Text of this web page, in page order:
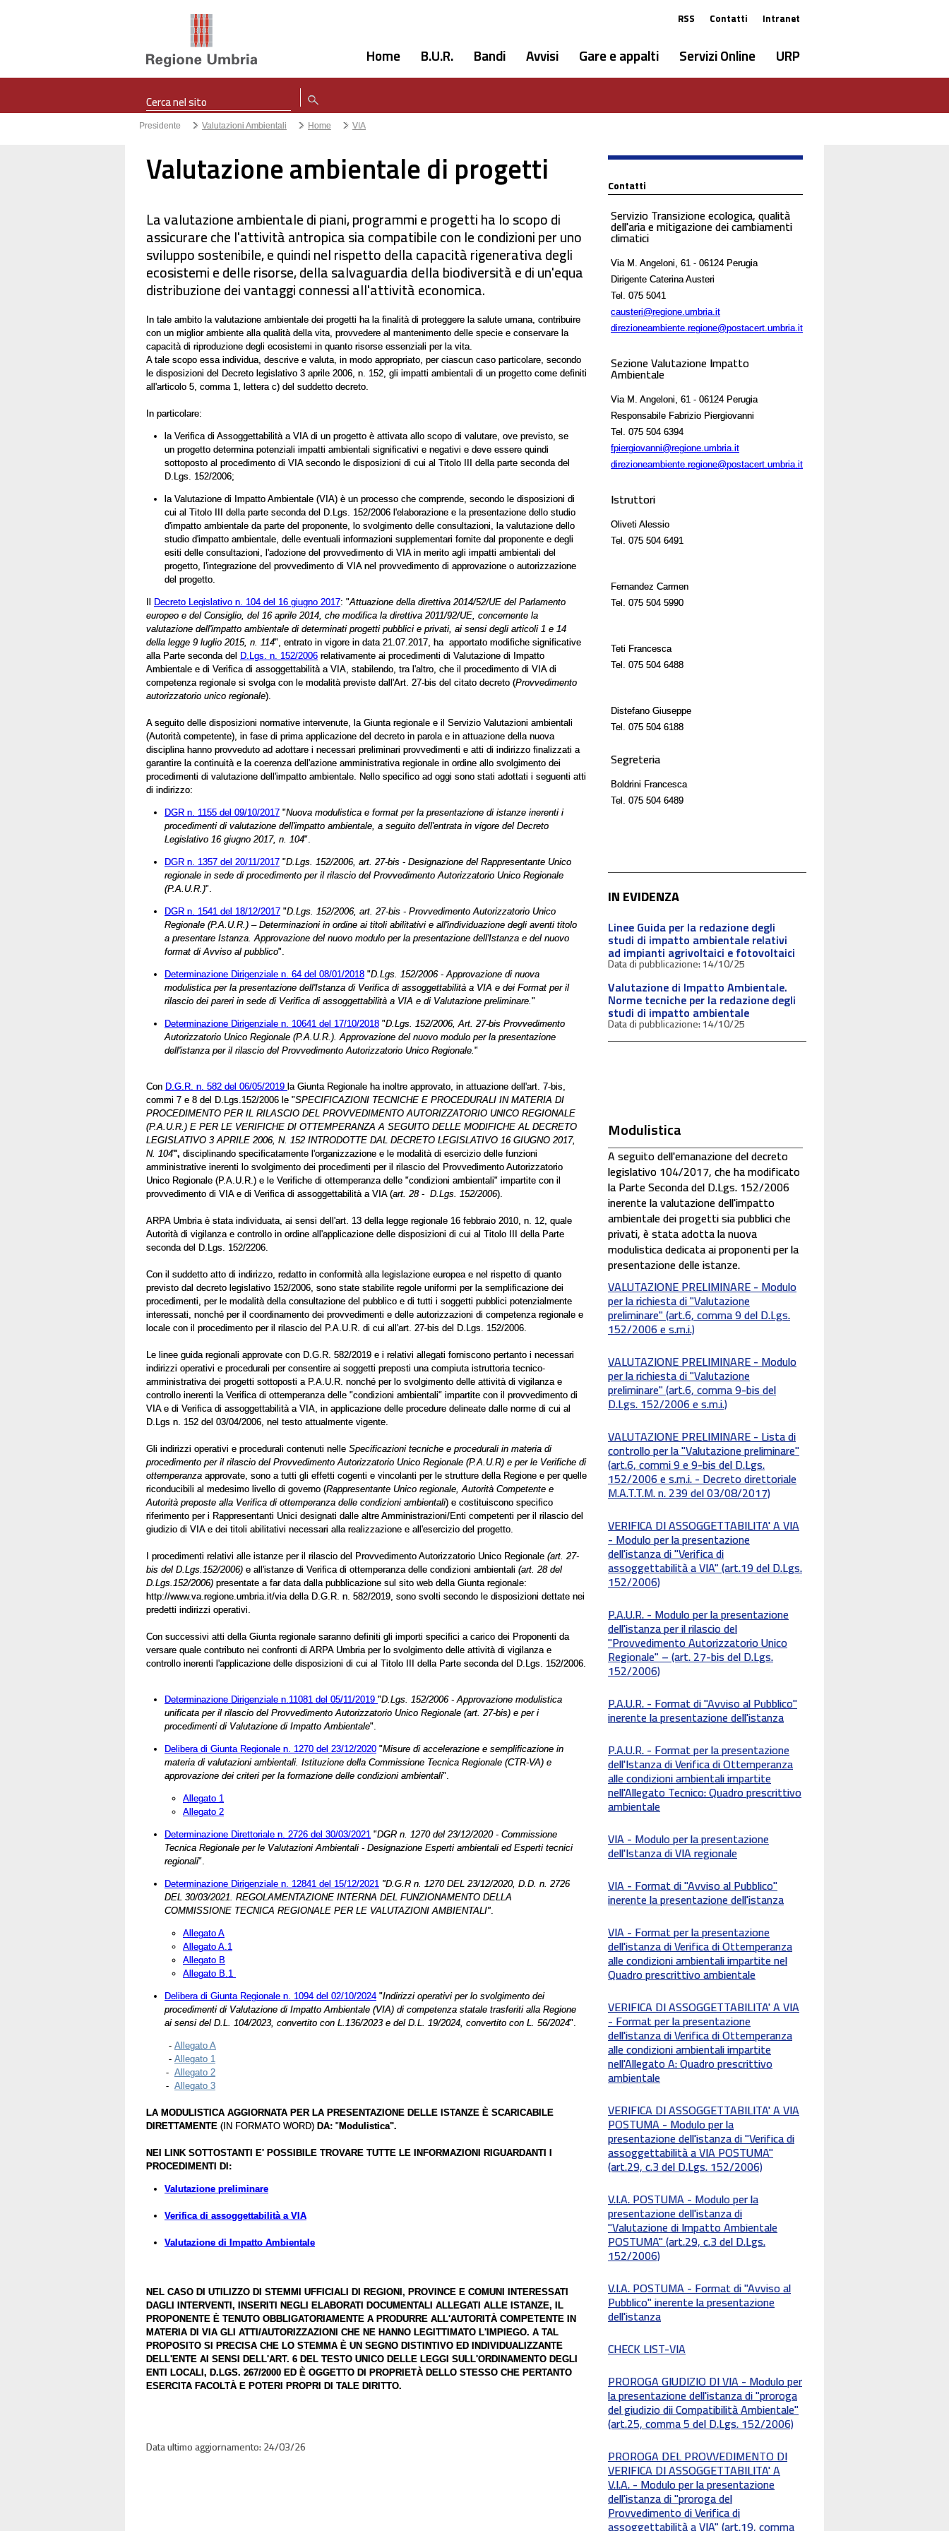
RSS Contatti Intranet
Home B.U.R. Bandi Avvisi Gare e appalti Servizi Online URP
Presidente Valutazioni Ambientali Home VIA
Valutazione ambientale di progetti
La valutazione ambientale di piani, programmi e progetti ha lo scopo di
assicurare che l'attività antropica sia compatibile con le condizioni per uno
sviluppo sostenibile, e quindi nel rispetto della capacità rigenerativa degli
ecosistemi e delle risorse, della salvaguardia della biodiversità e di un'equa
distribuzione dei vantaggi connessi all'attività economica.
In tale ambito la valutazione ambientale dei progetti ha la finalità di proteggere la salute umana, contribuire
con un miglior ambiente alla qualità della vita, provvedere al mantenimento delle specie e conservare la
capacità di riproduzione degli ecosistemi in quanto risorse essenziali per la vita.
A tale scopo essa individua, descrive e valuta, in modo appropriato, per ciascun caso particolare, secondo
le disposizioni del Decreto legislativo 3 aprile 2006, n. 152, gli impatti ambientali di un progetto come definiti
all'articolo 5, comma 1, lettera c) del suddetto decreto.
In particolare:
la Verifica di Assoggettabilità a VIA di un progetto è attivata allo scopo di valutare, ove previsto, se
un progetto determina potenziali impatti ambientali significativi e negativi e deve essere quindi
sottoposto al procedimento di VIA secondo le disposizioni di cui al Titolo III della parte seconda del
D.Lgs. 152/2006;
la Valutazione di Impatto Ambientale (VIA) è un processo che comprende, secondo le disposizioni di
cui al Titolo III della parte seconda del D.Lgs. 152/2006 l'elaborazione e la presentazione dello studio
d'impatto ambientale da parte del proponente, lo svolgimento delle consultazioni, la valutazione dello
studio d'impatto ambientale, delle eventuali informazioni supplementari fornite dal proponente e degli
esiti delle consultazioni, l'adozione del provvedimento di VIA in merito agli impatti ambientali del
progetto, l'integrazione del provvedimento di VIA nel provvedimento di approvazione o autorizzazione
del progetto.
Decreto Legislativo n. 104 del 16 giugno 2017: "Attuazione della direttiva 2014/52/UE del Parlamento
europeo e del Consiglio, del 16 aprile 2014, che modifica la direttiva 2011/92/UE, concernente la
valutazione dell'impatto ambientale di determinati progetti pubblici e privati, ai sensi degli articoli 1 e 14
della legge 9 luglio 2015, n. 114", entrato in vigore in data 21.07.2017, ha apportato modifiche significative
alla Parte seconda del D.Lgs. n. 152/2006 relativamente ai procedimenti di Valutazione di Impatto
Ambientale e di Verifica di assoggettabilità a VIA, stabilendo, tra l'altro, che il procedimento di VIA di
competenza regionale si svolga con le modalità previste dall'Art. 27-bis del citato decreto (Provvedimento
autorizzatorio unico regionale).
A seguito delle disposizioni normative intervenute, la Giunta regionale e il Servizio Valutazioni ambientali
(Autorità competente), in fase di prima applicazione del decreto in parola e in attuazione della nuova
disciplina hanno provveduto ad adottare i necessari preliminari provvedimenti e atti di indirizzo finalizzati a
garantire la continuità e la coerenza dell'azione amministrativa regionale in ordine allo svolgimento dei
procedimenti di valutazione dell'impatto ambientale. Nello specifico ad oggi sono stati adottati i seguenti atti
di indirizzo:
DGR n. 1155 del 09/10/2017 "Nuova modulistica e format per la presentazione di istanze inerenti i
procedimenti di valutazione dell'impatto ambientale, a seguito dell'entrata in vigore del Decreto
Legislativo 16 giugno 2017, n. 104".
DGR n. 1357 del 20/11/2017 "D.Lgs. 152/2006, art. 27-bis - Designazione del Rappresentante Unico
regionale in sede di procedimento per il rilascio del Provvedimento Autorizzatorio Unico Regionale
(P.A.U.R.)".
DGR n. 1541 del 18/12/2017 "D.Lgs. 152/2006, art. 27-bis - Provvedimento Autorizzatorio Unico
Regionale (P.A.U.R.) – Determinazioni in ordine ai titoli abilitativi e all'individuazione degli aventi titolo
a presentare Istanza. Approvazione del nuovo modulo per la presentazione dell'Istanza e del nuovo
format di Avviso al pubblico".
Determinazione Dirigenziale n. 64 del 08/01/2018 "D.Lgs. 152/2006 - Approvazione di nuova
modulistica per la presentazione dell'Istanza di Verifica di assoggettabilità a VIA e dei Format per il
rilascio dei pareri in sede di Verifica di assoggettabilità a VIA e di Valutazione preliminare."
Determinazione Dirigenziale n. 10641 del 17/10/2018 "D.Lgs. 152/2006, Art. 27-bis Provvedimento
Autorizzatorio Unico Regionale (P.A.U.R.). Approvazione del nuovo modulo per la presentazione
dell'istanza per il rilascio del Provvedimento Autorizzatorio Unico Regionale."
Con D.G.R. n. 582 del 06/05/2019 la Giunta Regionale ha inoltre approvato, in attuazione dell'art. 7-bis,
commi 7 e 8 del D.Lgs.152/2006 le "SPECIFICAZIONI TECNICHE E PROCEDURALI IN MATERIA DI
PROCEDIMENTO PER IL RILASCIO DEL PROVVEDIMENTO AUTORIZZATORIO UNICO REGIONALE
(P.A.U.R.) E PER LE VERIFICHE DI OTTEMPERANZA A SEGUITO DELLE MODIFICHE AL DECRETO
LEGISLATIVO 3 APRILE 2006, N. 152 INTRODOTTE DAL DECRETO LEGISLATIVO 16 GIUGNO 2017,
N. 104", disciplinando specificatamente l'organizzazione e le modalità di esercizio delle funzioni
amministrative inerenti lo svolgimento dei procedimenti per il rilascio del Provvedimento Autorizzatorio
Unico Regionale (P.A.U.R.) e le Verifiche di ottemperanza delle "condizioni ambientali" impartite con il
provvedimento di VIA e di Verifica di assoggettabilità a VIA (art. 28 - D.Lgs. 152/2006).
ARPA Umbria è stata individuata, ai sensi dell'art. 13 della legge regionale 16 febbraio 2010, n. 12, quale
Autorità di vigilanza e controllo in ordine all'applicazione delle disposizioni di cui al Titolo III della Parte
seconda del D.Lgs. 152/2206.
Con il suddetto atto di indirizzo, redatto in conformità alla legislazione europea e nel rispetto di quanto
previsto dal decreto legislativo 152/2006, sono state stabilite regole uniformi per la semplificazione dei
procedimenti, per le modalità della consultazione del pubblico e di tutti i soggetti pubblici potenzialmente
interessati, nonché per il coordinamento dei provvedimenti e delle autorizzazioni di competenza regionale e
locale con il procedimento per il rilascio del P.A.U.R. di cui all'art. 27-bis del D.Lgs. 152/2006.
Le linee guida regionali approvate con D.G.R. 582/2019 e i relativi allegati forniscono pertanto i necessari
indirizzi operativi e procedurali per consentire ai soggetti preposti una compiuta istruttoria tecnico-
amministrativa dei progetti sottoposti a P.A.U.R. nonché per lo svolgimento delle attività di vigilanza e
controllo inerenti la Verifica di ottemperanza delle "condizioni ambientali" impartite con il provvedimento di
VIA e di Verifica di assoggettabilità a VIA, in applicazione delle procedure delineate dalle norme di cui al
D.Lgs n. 152 del 03/04/2006, nel testo attualmente vigente.
Gli indirizzi operativi e procedurali contenuti nelle Specificazioni tecniche e procedurali in materia di
procedimento per il rilascio del Provvedimento Autorizzatorio Unico Regionale (P.A.U.R) e per le Verifiche di
ottemperanza approvate, sono a tutti gli effetti cogenti e vincolanti per le strutture della Regione e per quelle
riconducibili al medesimo livello di governo (Rappresentante Unico regionale, Autorità Competente e
Autorità preposte alla Verifica di ottemperanza delle condizioni ambientali) e costituiscono specifico
riferimento per i Rappresentanti Unici designati dalle altre Amministrazioni/Enti competenti per il rilascio del
giudizio di VIA e dei titoli abilitativi necessari alla realizzazione e all'esercizio del progetto.
I procedimenti relativi alle istanze per il rilascio del Provvedimento Autorizzatorio Unico Regionale (art. 27-
bis del D.Lgs.152/2006) e all'istanze di Verifica di ottemperanza delle condizioni ambientali (art. 28 del
D.Lgs.152/2006) presentate a far data dalla pubblicazione sul sito web della Giunta regionale:
http://www.va.regione.umbria.it/via della D.G.R. n. 582/2019, sono svolti secondo le disposizioni dettate nei
predetti indirizzi operativi.
Con successivi atti della Giunta regionale saranno definiti gli importi specifici a carico dei Proponenti da
versare quale contributo nei confronti di ARPA Umbria per lo svolgimento delle attività di vigilanza e
controllo inerenti l'applicazione delle disposizioni di cui al Titolo III della Parte seconda del D.Lgs. 152/2006.
Determinazione Dirigenziale n.11081 del 05/11/2019 "D.Lgs. 152/2006 - Approvazione modulistica
unificata per il rilascio del Provvedimento Autorizzatorio Unico Regionale (art. 27-bis) e per i
procedimenti di Valutazione di Impatto Ambientale".
Delibera di Giunta Regionale n. 1270 del 23/12/2020 "Misure di accelerazione e semplificazione in
materia di valutazioni ambientali. Istituzione della Commissione Tecnica Regionale (CTR-VA) e
approvazione dei criteri per la formazione delle condizioni ambientali".
Allegato 1
Allegato 2
Determinazione Direttoriale n. 2726 del 30/03/2021 "DGR n. 1270 del 23/12/2020 - Commissione
Tecnica Regionale per le Valutazioni Ambientali - Designazione Esperti ambientali ed Esperti tecnici
regionali".
Determinazione Dirigenziale n. 12841 del 15/12/2021 "D.G.R n. 1270 DEL 23/12/2020, D.D. n. 2726
DEL 30/03/2021. REGOLAMENTAZIONE INTERNA DEL FUNZIONAMENTO DELLA
COMMISSIONE TECNICA REGIONALE PER LE VALUTAZIONI AMBIENTALI".
Allegato A
Allegato A.1
Allegato B
Allegato B.1
Delibera di Giunta Regionale n. 1094 del 02/10/2024 "Indirizzi operativi per lo svolgimento dei
procedimenti di Valutazione di Impatto Ambientale (VIA) di competenza statale trasferiti alla Regione
ai sensi del D.L. 104/2023, convertito con L.136/2023 e del D.L. 19/2024, convertito con L. 56/2024".
- Allegato A
- Allegato 1
- Allegato 2
- Allegato 3
LA MODULISTICA AGGIORNATA PER LA PRESENTAZIONE DELLE ISTANZE È SCARICABILE
DIRETTAMENTE (IN FORMATO WORD) DA: "Modulistica".
NEI LINK SOTTOSTANTI E' POSSIBILE TROVARE TUTTE LE INFORMAZIONI RIGUARDANTI I
PROCEDIMENTI DI:
Valutazione preliminare
Verifica di assoggettabilità a VIA
Valutazione di Impatto Ambientale
NEL CASO DI UTILIZZO DI STEMMI UFFICIALI DI REGIONI, PROVINCE E COMUNI INTERESSATI
DAGLI INTERVENTI, INSERITI NEGLI ELABORATI DOCUMENTALI ALLEGATI ALLE ISTANZE, IL
PROPONENTE È TENUTO OBBLIGATORIAMENTE A PRODURRE ALL'AUTORITÀ COMPETENTE IN
MATERIA DI VIA GLI ATTI/AUTORIZZAZIONI CHE NE HANNO LEGITTIMATO L'IMPIEGO. A TAL
PROPOSITO SI PRECISA CHE LO STEMMA È UN SEGNO DISTINTIVO ED INDIVIDUALIZZANTE
DELL'ENTE AI SENSI DELL'ART. 6 DEL TESTO UNICO DELLE LEGGI SULL'ORDINAMENTO DEGLI
ENTI LOCALI, D.LGS. 267/2000 ED È OGGETTO DI PROPRIETÀ DELLO STESSO CHE PERTANTO
ESERCITA FACOLTÀ E POTERI PROPRI DI TALE DIRITTO.
24/03/26
Contatti
Servizio Transizione ecologica, qualità
dell'aria e mitigazione dei cambiamenti
climatici
Via M. Angeloni, 61 - 06124 Perugia
Dirigente Caterina Austeri
Tel. 075 5041
causteri@regione.umbria.it
direzioneambiente.regione@postacert.umbria.it
Sezione Valutazione Impatto
Ambientale
Via M. Angeloni, 61 - 06124 Perugia
Responsabile Fabrizio Piergiovanni
Tel. 075 504 6394
fpiergiovanni@regione.umbria.it
direzioneambiente.regione@postacert.umbria.it
Istruttori
Oliveti Alessio
Tel. 075 504 6491
Fernandez Carmen
Tel. 075 504 5990
Teti Francesca
Tel. 075 504 6488
Distefano Giuseppe
Tel. 075 504 6188
Segreteria
Boldrini Francesca
Tel. 075 504 6489
IN EVIDENZA
Linee Guida per la redazione degli
studi di impatto ambientale relativi
ad impianti agrivoltaici e fotovoltaici
14/10/25
Valutazione di Impatto Ambientale.
Norme tecniche per la redazione degli
studi di impatto ambientale
14/10/25
Modulistica
A seguito dell'emanazione del decreto
legislativo 104/2017, che ha modificato
la Parte Seconda del D.Lgs. 152/2006
inerente la valutazione dell'impatto
ambientale dei progetti sia pubblici che
privati, è stata adotta la nuova
modulistica dedicata ai proponenti per la
presentazione delle istanze.
VALUTAZIONE PRELIMINARE - Modulo
per la richiesta di "Valutazione
preliminare" (art.6, comma 9 del D.Lgs.
152/2006 e s.m.i.)
VALUTAZIONE PRELIMINARE - Modulo
per la richiesta di "Valutazione
preliminare" (art.6, comma 9-bis del
D.Lgs. 152/2006 e s.m.i.)
VALUTAZIONE PRELIMINARE - Lista di
controllo per la "Valutazione preliminare"
(art.6, commi 9 e 9-bis del D.Lgs.
152/2006 e s.m.i. - Decreto direttoriale
M.A.T.T.M. n. 239 del 03/08/2017)
VERIFICA DI ASSOGGETTABILITA' A VIA
- Modulo per la presentazione
dell'istanza di "Verifica di
assoggettabilità a VIA" (art.19 del D.Lgs.
152/2006)
P.A.U.R. - Modulo per la presentazione
dell'istanza per il rilascio del
"Provvedimento Autorizzatorio Unico
Regionale" – (art. 27-bis del D.Lgs.
152/2006)
P.A.U.R. - Format di "Avviso al Pubblico"
inerente la presentazione dell'istanza
P.A.U.R. - Format per la presentazione
dell'Istanza di Verifica di Ottemperanza
alle condizioni ambientali impartite
nell'Allegato Tecnico: Quadro prescrittivo
ambientale
VIA - Modulo per la presentazione
dell'Istanza di VIA regionale
VIA - Format di "Avviso al Pubblico"
inerente la presentazione dell'istanza
VIA - Format per la presentazione
dell'istanza di Verifica di Ottemperanza
alle condizioni ambientali impartite nel
Quadro prescrittivo ambientale
VERIFICA DI ASSOGGETTABILITA' A VIA
- Format per la presentazione
dell'istanza di Verifica di Ottemperanza
alle condizioni ambientali impartite
nell'Allegato A: Quadro prescrittivo
ambientale
VERIFICA DI ASSOGGETTABILITA' A VIA
POSTUMA - Modulo per la
presentazione dell'istanza di "Verifica di
assoggettabilità a VIA POSTUMA"
(art.29, c.3 del D.Lgs. 152/2006)
V.I.A. POSTUMA - Modulo per la
presentazione dell'istanza di
"Valutazione di Impatto Ambientale
POSTUMA" (art.29, c.3 del D.Lgs.
152/2006)
V.I.A. POSTUMA - Format di "Avviso al
Pubblico" inerente la presentazione
dell'istanza
CHECK LIST-VIA
PROROGA GIUDIZIO DI VIA - Modulo per
la presentazione dell'istanza di "proroga
del giudizio dii Compatibilità Ambientale"
(art.25, comma 5 del D.Lgs. 152/2006)
PROROGA DEL PROVVEDIMENTO DI
VERIFICA DI ASSOGGETTABILITA' A
V.I.A. - Modulo per la presentazione
dell'istanza di "proroga del
Provvedimento di Verifica di
assoggettabilità a VIA" (art.19, comma